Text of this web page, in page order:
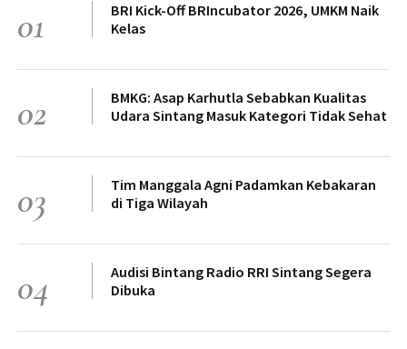
01
BRI Kick-Off BRIncubator 2026, UMKM Naik
Kelas
02
BMKG: Asap Karhutla Sebabkan Kualitas
Udara Sintang Masuk Kategori Tidak Sehat
03
Tim Manggala Agni Padamkan Kebakaran
di Tiga Wilayah
04
Audisi Bintang Radio RRI Sintang Segera
Dibuka